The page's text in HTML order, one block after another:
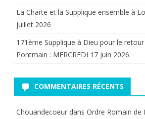
La Charte et la Supplique ensemble à
juillet 2026
171ème Supplique à Dieu pour le
Pontmain : MERCREDI 17 juin 2026.
COMMENTAIRES RÉCENTS
Chouandecoeur dans Ordre Romain de